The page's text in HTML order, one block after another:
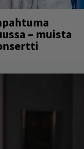
– muista